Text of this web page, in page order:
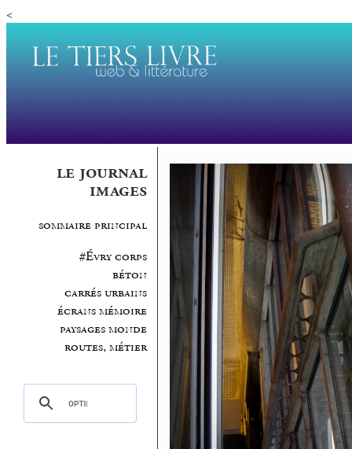
<
le journal
images
sommaire principal
#Évry corps
béton
carrés urbains
écrans mémoire
paysages monde
routes, métier